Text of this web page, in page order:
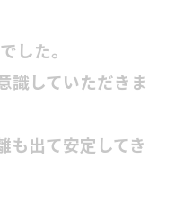
した。
識していただきま
も出て安定してき